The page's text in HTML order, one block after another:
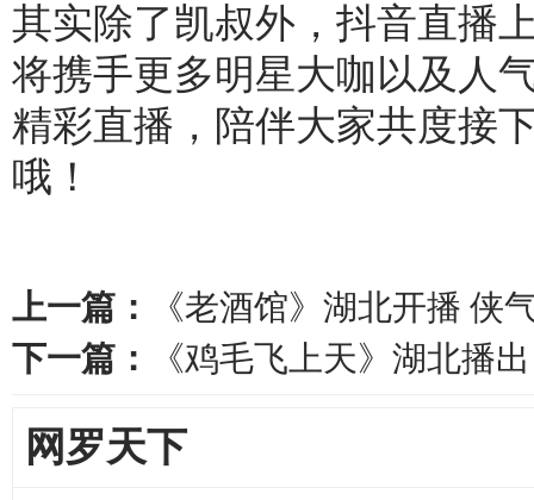
其实除了凯叔外，抖音直播
将携手更多明星大咖以及人
精彩直播，陪伴大家共度接
哦！
上一篇：
《老酒馆》湖北开播 侠
下一篇：
《鸡毛飞上天》湖北播
网罗天下